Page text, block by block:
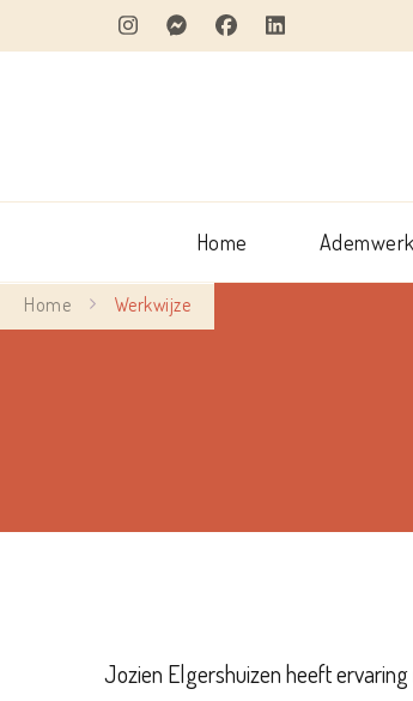
Home Ademwerk
Home Werkwijze
Jozien Elgershuizen heeft